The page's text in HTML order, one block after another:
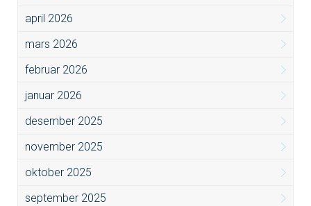
april 2026
mars 2026
februar 2026
januar 2026
desember 2025
november 2025
oktober 2025
september 2025